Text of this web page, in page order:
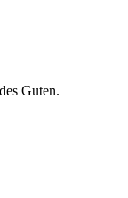
Guten.